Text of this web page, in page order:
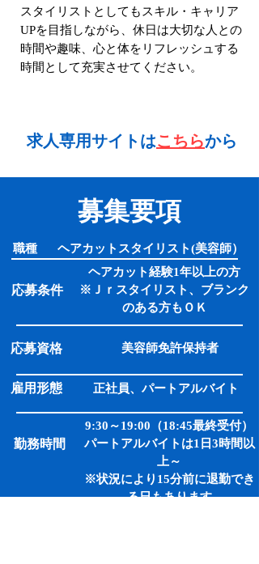
​スタイリストとしてもスキル・キャリア
UPを目指しながら、休日は大切な人との
時間や趣味、心と体をリフレッシュする
時間として充実させてください。
求人専用サイトはこちらから
募集要項
​職種 ​ヘアカットスタイリスト(美容師）
応募条件
ヘアカット経験1年以上の方
​※Ｊｒスタイリスト、ブランク
のある方もＯＫ
応募資格 美容師免許保持者
雇用形態 正社員、パートアルバイト
勤務時間
9:30～19:00（18:45最終受付）
​パートアルバイトは1日3時間以
上～
​※状況により15分前に退勤でき
る日もあります